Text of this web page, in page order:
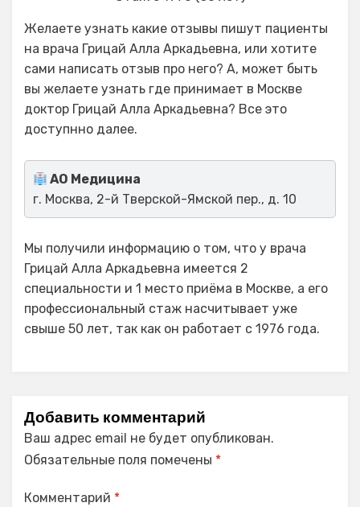
Желаете узнать какие отзывы пишут пациенты
на врача Грицай Алла Аркадьевна, или хотите
сами написать отзыв про него? А, может быть
вы желаете узнать где принимает в Москве
доктор Грицай Алла Аркадьевна? Все это
доступнно далее.
АО Медицина
г. Москва, 2-й Тверской-Ямской пер., д. 10
Мы получили информацию о том, что у врача
Грицай Алла Аркадьевна имеется 2
специальности и 1 место приёма в Москве, а его
профессиональный стаж насчитывает уже
свыше 50 лет, так как он работает с 1976 года.
Добавить комментарий
Ваш адрес email не будет опубликован.
Обязательные поля помечены *
Комментарий *